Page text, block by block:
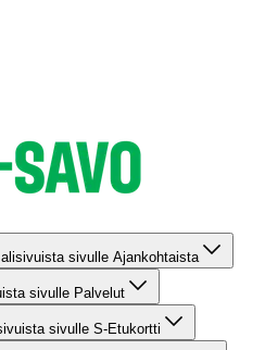
sivulle Ajankohtaista
sivulle Palvelut
sivulle S-Etukortti